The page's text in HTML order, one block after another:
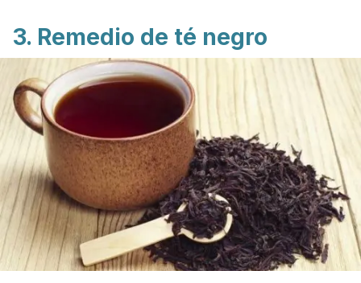
3. Remedio de té negro